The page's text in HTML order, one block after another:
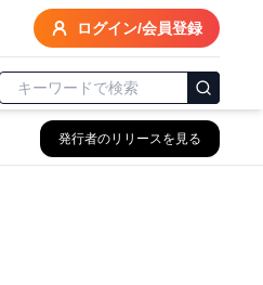
ログイン/会員登録
発行者のリリースを見る